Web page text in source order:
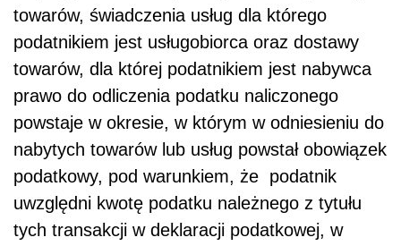
towarów, świadczenia usług dla którego
podatnikiem jest usługobiorca oraz dostawy
towarów, dla której podatnikiem jest nabywca
prawo do odliczenia podatku naliczonego
powstaje w okresie, w którym w odniesieniu do
nabytych towarów lub usług powstał obowiązek
podatkowy, pod warunkiem, że podatnik
uwzględni kwotę podatku należnego z tytułu
tych transakcji w deklaracji podatkowej, w